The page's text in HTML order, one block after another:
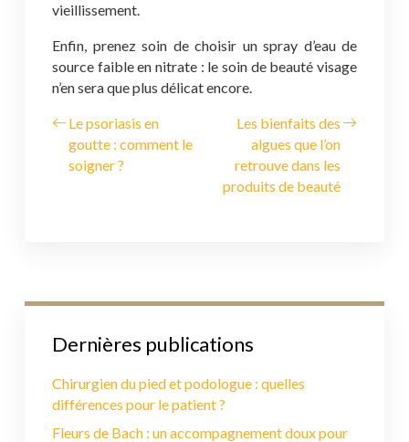
vieillissement.
Enfin, prenez soin de choisir un spray d’eau de
source faible en nitrate : le soin de beauté visage
n’en sera que plus délicat encore.
Le psoriasis en
goutte : comment le
soigner ?
Les bienfaits des
algues que l’on
retrouve dans les
produits de beauté
Dernières publications
Chirurgien du pied et podologue : quelles
différences pour le patient ?
Fleurs de Bach : un accompagnement doux pour